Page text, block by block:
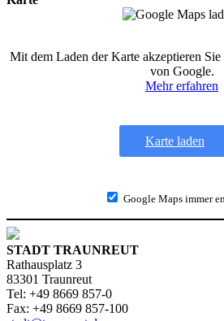
Mit dem Laden der Karte akzeptieren
von Google.
Mehr erfahren
Karte laden
Google Maps immer
STADT TRAUNREUT
Rathausplatz 3
83301 Traunreut
Tel: +49 8669 857-0
Fax: +49 8669 857-100